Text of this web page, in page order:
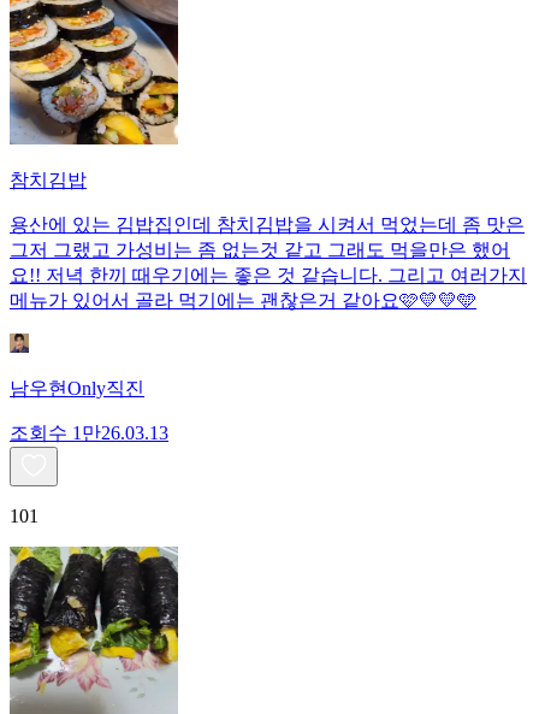
참치김밥
용산에 있는 김밥집인데 참치김밥을 시켜서 먹었는데 좀 맛은
그저 그랬고 가성비는 좀 없는것 같고 그래도 먹을만은 했어
요!! 저녁 한끼 때우기에는 좋은 것 같습니다. 그리고 여러가지
메뉴가 있어서 골라 먹기에는 괜찮은거 같아요🩷💛💛🩵
남우현Only직진
조회수 1만26.03.13
101